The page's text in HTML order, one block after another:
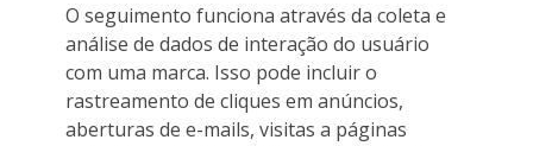
O seguimento funciona através da coleta e
análise de dados de interação do usuário
com uma marca. Isso pode incluir o
rastreamento de cliques em anúncios,
aberturas de e-mails, visitas a páginas